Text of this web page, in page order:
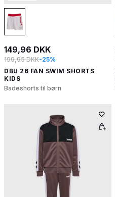
149,96 DKK
199,95 DKK-25%
DBU 26 FAN SWIM SHORTS
KIDS
Badeshorts til børn